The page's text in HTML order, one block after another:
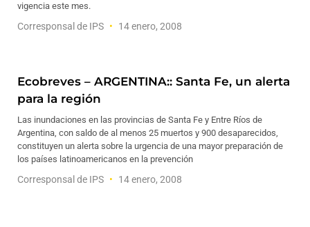
vigencia este mes.
Corresponsal de IPS 14 enero, 2008
Ecobreves – ARGENTINA:: Santa Fe, un alerta
para la región
Las inundaciones en las provincias de Santa Fe y Entre Ríos de
Argentina, con saldo de al menos 25 muertos y 900 desaparecidos,
constituyen un alerta sobre la urgencia de una mayor preparación de
los países latinoamericanos en la prevención
Corresponsal de IPS 14 enero, 2008